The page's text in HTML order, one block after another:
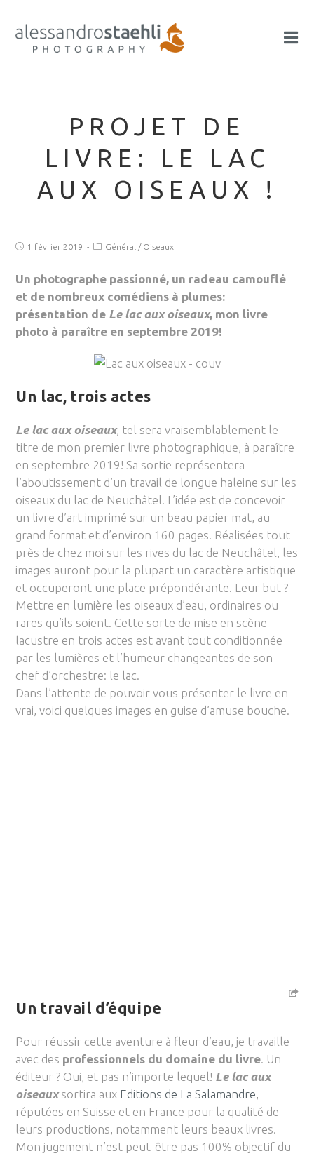
PROJET DE
LIVRE: LE LAC
AUX OISEAUX !
1 février 2019 Général / Oiseaux
Un photographe passionné, un radeau camouflé
et de nombreux comédiens à plumes:
présentation de Le lac aux oiseaux, mon livre
photo à paraître en septembre 2019!
Un lac, trois actes
Le lac aux oiseaux, tel sera vraisemblablement le
titre de mon premier livre photographique, à paraître
en septembre 2019! Sa sortie représentera
l’aboutissement d’un travail de longue haleine sur les
oiseaux du lac de Neuchâtel. L’idée est de concevoir
un livre d’art imprimé sur un beau papier mat, au
grand format et d’environ 160 pages. Réalisées tout
près de chez moi sur les rives du lac de Neuchâtel, les
images auront pour la plupart un caractère artistique
et occuperont une place prépondérante. Leur but ?
Mettre en lumière les oiseaux d’eau, ordinaires ou
rares qu’ils soient. Cette sorte de mise en scène
lacustre en trois actes est avant tout conditionnée
par les lumières et l’humeur changeantes de son
chef d’orchestre: le lac.
Dans l’attente de pouvoir vous présenter le livre en
vrai, voici quelques images en guise d’amuse bouche.
Un travail d’équipe
Pour réussir cette aventure à fleur d’eau, je travaille
avec des professionnels du domaine du livre. Un
éditeur ? Oui, et pas n’importe lequel! Le lac aux
oiseauxsortira aux Editions de La Salamandre,
réputées en Suisse et en France pour la qualité de
leurs productions, notamment leurs beaux livres.
Mon jugement n’est peut-être pas 100% objectif du